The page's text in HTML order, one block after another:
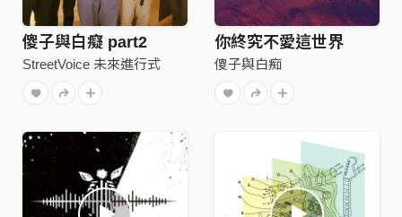
傻子與白癡 part2
StreetVoice 未來進行式
你終究不愛這世界
傻子與白痴